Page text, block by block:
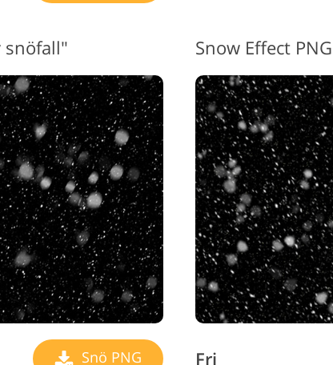
snöfall"
Snö PNG
Snow Effect
Fri